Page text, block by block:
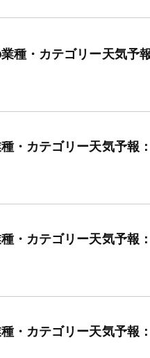
種・カテゴリー天気予
・カテゴリー天気予
・カテゴリー天気予報
・カテゴリー天気予報